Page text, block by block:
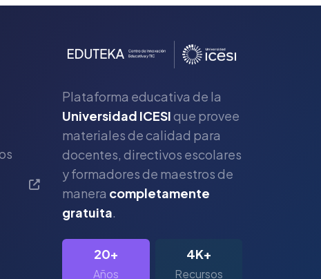
Plataforma educativa de la
Universidad ICESIque provee
materiales de calidad para
docentes, directivos escolares
y formadores de maestros de
manera completamente
gratuita.
20+
Años
4K+
Recursos